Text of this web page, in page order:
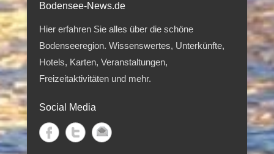
Bodensee-News.de
Hier erfahren Sie alles über die schöne
Bodenseeregion. Wissenswertes, Unterkünfte,
Hotels, Karten, Veranstaltungen,
Freizeitaktivitäten und mehr.
Social Media